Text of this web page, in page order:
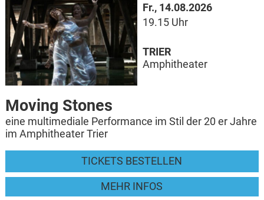
Fr., 14.08.2026
19.15 Uhr
Moving Stones
eine multimediale Performance im Stil der 20 er Jahre
im Amphitheater Trier
TICKETS BESTELLEN
MEHR INFOS
TRIER
Amphitheater